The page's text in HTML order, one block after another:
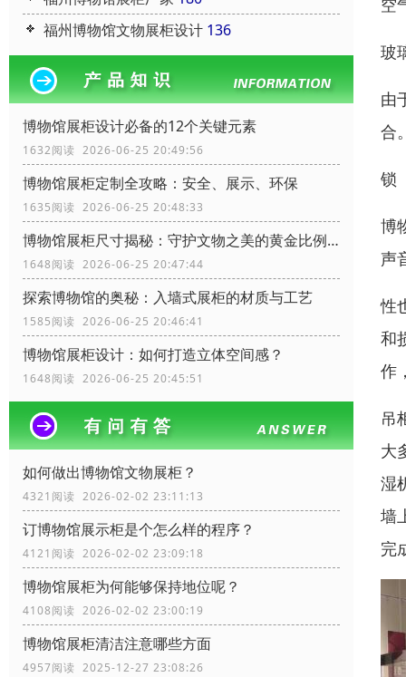
福州博物馆文物展柜设计 136
博物馆展柜设计必备的12个关键元素
1632阅读 2026-06-25 20:49:56
博物馆展柜定制全攻略：安全、展示、环保
1635阅读 2026-06-25 20:48:33
博物馆展柜尺寸揭秘：守护文物之美的黄金比例！
1648阅读 2026-06-25 20:47:44
探索博物馆的奥秘：入墙式展柜的材质与工艺
1585阅读 2026-06-25 20:46:41
博物馆展柜设计：如何打造立体空间感？
1648阅读 2026-06-25 20:45:51
如何做出博物馆文物展柜？
4321阅读 2026-02-02 23:11:13
订博物馆展示柜是个怎么样的程序？
4121阅读 2026-02-02 23:09:18
博物馆展柜为何能够保持地位呢？
4108阅读 2026-02-02 23:00:19
博物馆展柜清洁注意哪些方面
4957阅读 2025-12-27 23:08:26
空
玻
由
合
锁
博
声
性
和
作
吊
大
湿
墙
完